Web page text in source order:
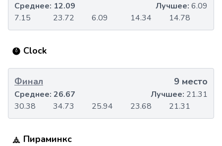
7.15 23.72 6.09 14.34 14.78
Среднее: 12.09 Лучшее: 6.09
Clock
Финал 9 место
30.38 34.73 25.94 23.68 21.31
Среднее: 26.67 Лучшее: 21.31
Пираминкс